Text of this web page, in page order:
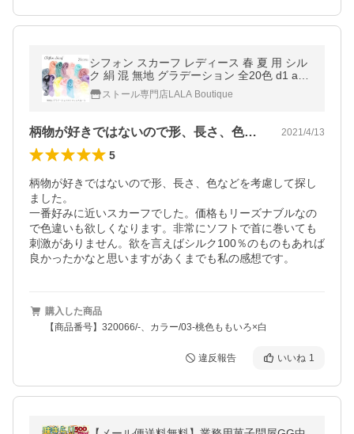
シフォン スカーフ レディース 春 夏 用 シル
ク 絹 混 無地 グラデーション 全20色 d1 a10
プレゼント ギフト 夏用 クリスマス
ストール専門店LALA Boutique
柄物が好きではないので形、長さ、色など… 2021/4/13
5
柄物が好きではないので形、長さ、色などを考慮して探し
ました。
一番好みに近いスカーフでした。価格もリーズナブルなの
で色違いも欲しくなります。非常にソフトで首に巻いても
刺激がありません。欲を言えばシルク100％のものもあれば
良かったかなと思いますがあくまでも私の感想です。
購入した商品
【商品番号】320066/-、カラー/03-桃色ももいろ×白
違反報告 いいね 1